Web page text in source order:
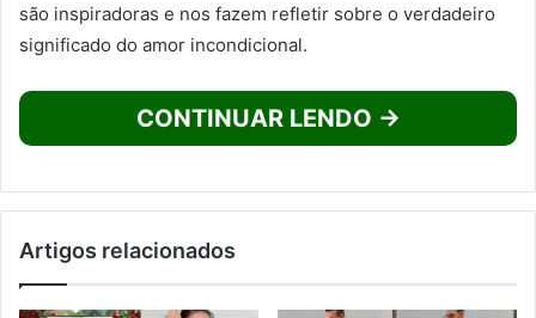
são inspiradoras e nos fazem refletir sobre o verdadeiro
significado do amor incondicional.
CONTINUAR LENDO →
Artigos relacionados